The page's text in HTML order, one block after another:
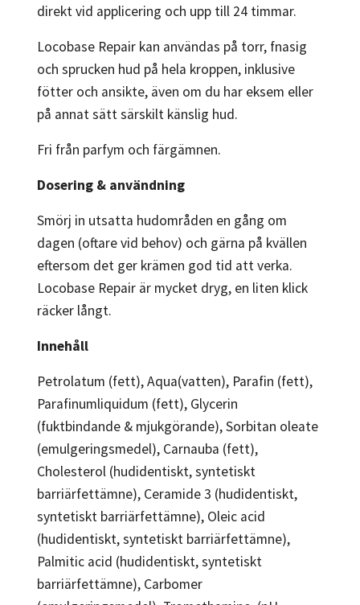
direkt vid applicering och upp till 24 timmar.
Locobase Repair kan användas på torr, fnasig
och sprucken hud på hela kroppen, inklusive
fötter och ansikte, även om du har eksem eller
på annat sätt särskilt känslig hud.
Fri från parfym och färgämnen.
Dosering & användning
Smörj in utsatta hudområden en gång om
dagen (oftare vid behov) och gärna på kvällen
eftersom det ger krämen god tid att verka.
Locobase Repair är mycket dryg, en liten klick
räcker långt.
Innehåll
Petrolatum (fett), Aqua(vatten), Parafin (fett),
Parafinum­liquidum (fett), Glycerin
(fuktbindande & mjukgörande), Sorbitan oleate
(emulgeringsmedel), Carnauba (fett),
Cholesterol (hudidentiskt, syntetiskt
barriärfettämne), Ceramide 3 (hudidentiskt,
syntetiskt barriärfettämne), Oleic acid
(hudidentiskt, syntetiskt barriärfettämne),
Palmitic acid (hudidentiskt, syntetiskt
barriärfettämne), Carbomer